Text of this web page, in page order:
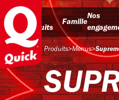
Nos
produits
Famille
Nos
Produits>Menus>